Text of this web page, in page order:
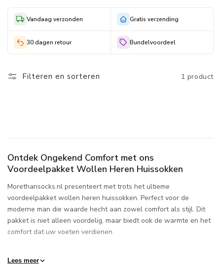
wol met een tijdloze stijl, perfect voor thuisgebruik. Elk paar is
zorgvuldig samengesteld om uw voeten warm, comfortabel en
droog te houden, ongeacht het seizoen. Door te kiezen voor ons
voordeelpakket, profiteert u van een ongeëvenaarde prijs-
huis haalt voor een fractie van de prijs. Ideaal voor de moderne
Vandaag verzonden Gratis verzending
30 dagen retour Bundelvoordeel
Filteren en sorteren 1 product
Ontdek Ongekend Comfort met ons
Voordeelpakket Wollen Heren Huissokken
Morethansocks.nl presenteert met trots het ultieme
voordeelpakket wollen heren huissokken. Perfect voor de
moderne man die waarde hecht aan zowel comfort als stijl. Dit
pakket is niet alleen voordelig, maar biedt ook de warmte en het
comfort dat uw voeten verdienen.
Warmte en Comfort in Elke Stap
Lees meer